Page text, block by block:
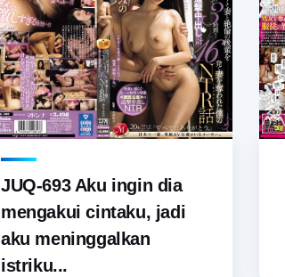
JUQ-693 Aku ingin dia
mengakui cintaku, jadi
aku meninggalkan
istriku...